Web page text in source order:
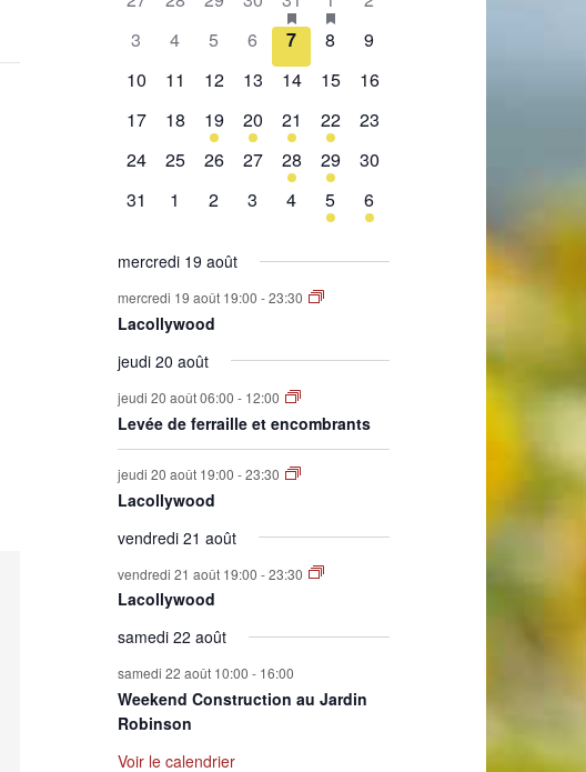
de
Évènements
évènement,évènement,
évènement,évènements,
0
3
0
4
0
évènement,
5
0
évènement,
6
0
évènement,
7
0
8
0
9
0
10
0
11
0
12
0
13
0
14
0
15
0
16
0
évènement,
17
0
évènement,
18
1
évènement,
19
2
évènements,
20
1
évènement,
21
2
évènements,
22
0
23
0
24
0
25
0
évènement,
26
0
évènement,
27
1
évènement,
28
1
évènement,
29
0
30
0
31
0
1
0
2
0
évènement,
3
0
évènement,
4
1
évènement,
5
1
évènement,
6
mercredi 19 août
mercredi 19 août 19:00 -23:30
Lacollywood
jeudi 20 août
jeudi 20 août 06:00 - 12:00
Levée de ferraille et encombrants
jeudi 20 août 19:00 -23:30
Lacollywood
vendredi 21 août
vendredi 21 août 19:00 -23:30
Lacollywood
samedi 22 août
samedi 22 août 10:00 - 16:00
Weekend Construction au Jardin
Robinson
Voir le calendrier